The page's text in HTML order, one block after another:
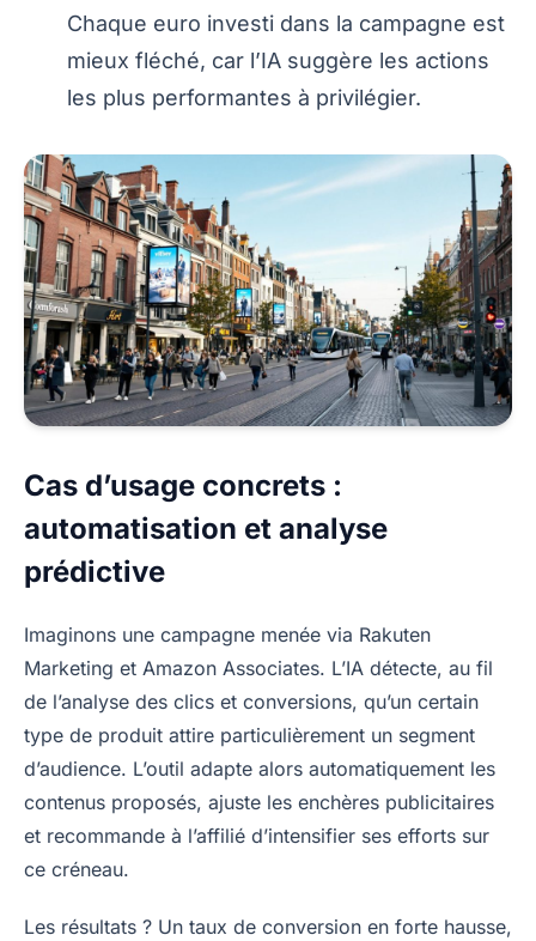
Chaque euro investi dans la campagne est
mieux fléché, car l’IA suggère les actions
les plus performantes à privilégier.
Cas d’usage concrets :
automatisation et analyse
prédictive
Imaginons une campagne menée via Rakuten
Marketing et Amazon Associates. L’IA détecte, au fil
de l’analyse des clics et conversions, qu’un certain
type de produit attire particulièrement un segment
d’audience. L’outil adapte alors automatiquement les
contenus proposés, ajuste les enchères publicitaires
et recommande à l’affilié d’intensifier ses efforts sur
ce créneau.
Les résultats ? Un taux de conversion en forte hausse,